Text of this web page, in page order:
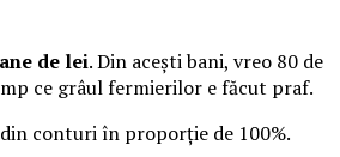
de lei. Din acești bani, vreo 80 de
ce grâul fermierilor e făcut praf.
conturi în proporție de 100%.